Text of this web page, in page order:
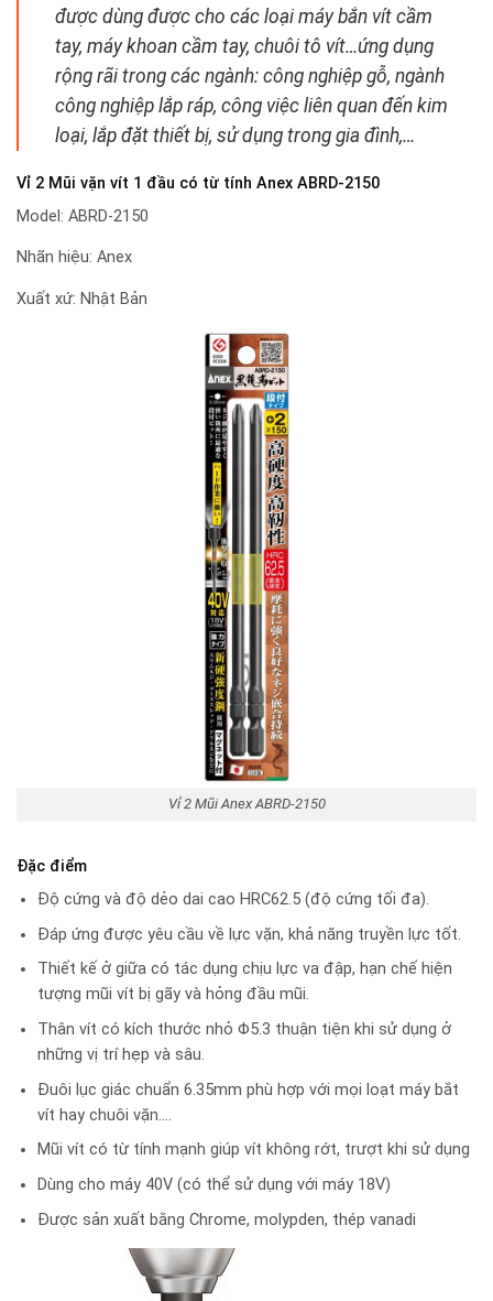
được dùng được cho các loại máy bắn vít cầm
tay, máy khoan cầm tay, chuôi tô vít…ứng dụng
rộng rãi trong các ngành: công nghiệp gỗ, ngành
công nghiệp lắp ráp, công việc liên quan đến kim
loại, lắp đặt thiết bị, sử dụng trong gia đình,…
Vỉ 2 Mũi vặn vít 1 đầu có từ tính Anex ABRD-2150
Model: ABRD-2150
Nhãn hiệu: Anex
Xuất xứ: Nhật Bản
Vỉ 2 Mũi Anex ABRD-2150
Đặc điểm
Độ cứng và độ dẻo dai cao HRC62.5 (độ cứng tối đa).
Đáp ứng được yêu cầu về lực vặn, khả năng truyền lực tốt.
Thiết kế ở giữa có tác dụng chịu lực va đập, hạn chế hiện
tượng mũi vít bị gãy và hỏng đầu mũi.
Thân vít có kích thước nhỏ Φ5.3 thuận tiện khi sử dụng ở
những vị trí hẹp và sâu.
Đuôi lục giác chuẩn 6.35mm phù hợp với mọi loạt máy bắt
vít hay chuôi vặn….
Mũi vít có từ tính mạnh giúp vít không rớt, trượt khi sử dụng
Dùng cho máy 40V (có thể sử dụng với máy 18V)
Được sản xuất bằng Chrome, molypden, thép vanadi